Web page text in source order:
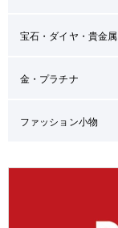
宝石・ダイヤ・貴金属
金・プラチナ
ファッション小物